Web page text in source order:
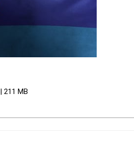
| 211 MB